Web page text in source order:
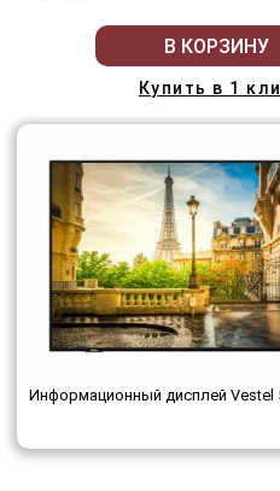
В КОРЗИНУ
Купить в 1
Информационный дисплей Vestel